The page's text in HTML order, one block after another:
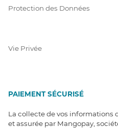
Protection des Données
Vie Privée
PAIEMENT SÉCURISÉ
La collecte de vos informations
et assurée par Mangopay,